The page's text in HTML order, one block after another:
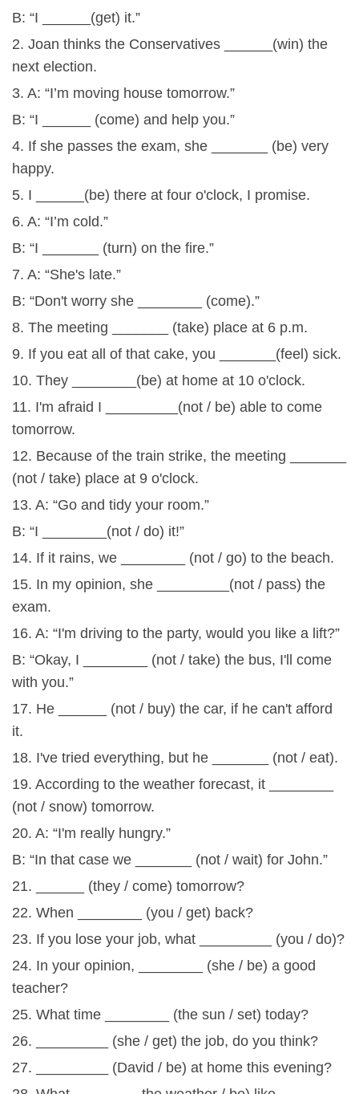
B: “I ______(get) it.”
2. Joan thinks the Conservatives ______(win) the
next election.
3. A: “I’m moving house tomorrow.”
B: “I ______ (come) and help you.”
4. If she passes the exam, she _______ (be) very
happy.
5. I ______(be) there at four o'clock, I promise.
6. A: “I’m cold.”
B: “I _______ (turn) on the fire.”
7. A: “She's late.”
B: “Don't worry she ________ (come).”
8. The meeting _______ (take) place at 6 p.m.
9. If you eat all of that cake, you _______(feel) sick.
10. They ________(be) at home at 10 o'clock.
11. I'm afraid I _________(not / be) able to come
tomorrow.
12. Because of the train strike, the meeting _______
(not / take) place at 9 o'clock.
13. A: “Go and tidy your room.”
B: “I ________(not / do) it!”
14. If it rains, we ________ (not / go) to the beach.
15. In my opinion, she _________(not / pass) the
exam.
16. A: “I'm driving to the party, would you like a lift?”
B: “Okay, I ________ (not / take) the bus, I'll come
with you.”
17. He ______ (not / buy) the car, if he can't afford
it.
18. I've tried everything, but he _______ (not / eat).
19. According to the weather forecast, it ________
(not / snow) tomorrow.
20. A: “I'm really hungry.”
B: “In that case we _______ (not / wait) for John.”
21. ______ (they / come) tomorrow?
22. When ________ (you / get) back?
23. If you lose your job, what _________ (you / do)?
24. In your opinion, ________ (she / be) a good
teacher?
25. What time ________ (the sun / set) today?
26. _________ (she / get) the job, do you think?
27. _________ (David / be) at home this evening?